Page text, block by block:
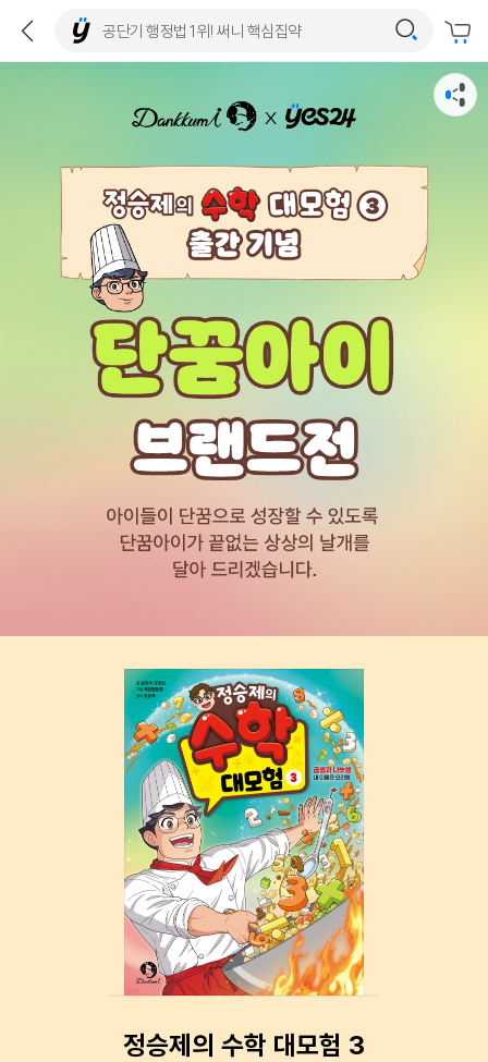
정승제의 수학 대모험 3